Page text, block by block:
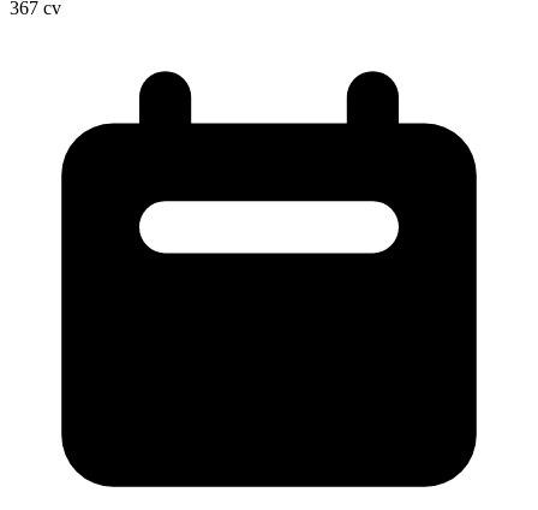
367 cv